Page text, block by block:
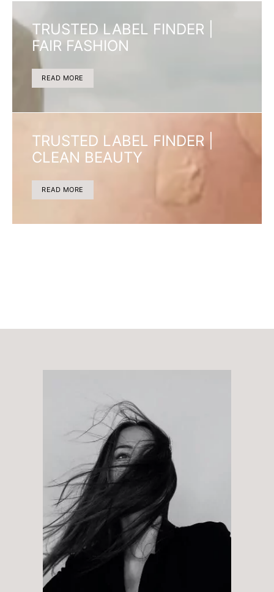
TRUSTED LABEL FINDER |
FAIR FASHION
READ MORE
TRUSTED LABEL FINDER |
CLEAN BEAUTY
READ MORE